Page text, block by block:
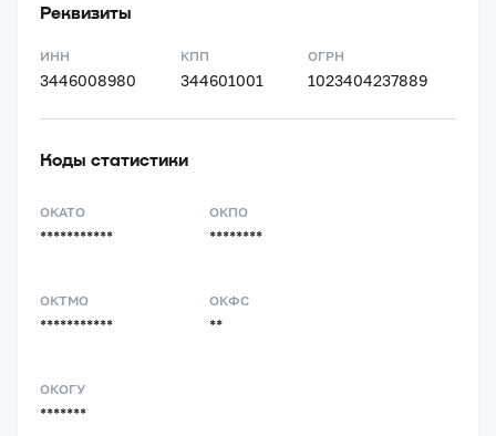
Реквизиты
ИНН
3446008980
КПП
344601001
ОГРН
1023404237889
Коды статистики
ОКАТО
***********
ОКПО
********
ОКТМО
***********
ОКФС
**
ОКОГУ
*******